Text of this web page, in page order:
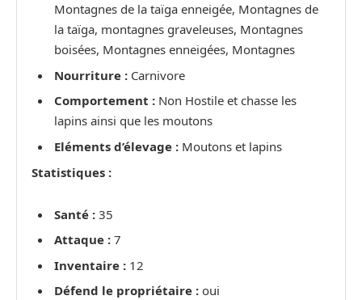
Montagnes de la taïga enneigée, Montagnes de
la taïga, montagnes graveleuses, Montagnes
boisées, Montagnes enneigées, Montagnes
Nourriture : Carnivore
Comportement : Non Hostile et chasse les
lapins ainsi que les moutons
Eléments d’élevage : Moutons et lapins
Statistiques :
Santé : 35
Attaque : 7
Inventaire : 12
Défend le propriétaire : oui